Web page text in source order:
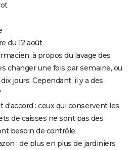
du 12 août
à propos du lavage des
changer une fois par semaine, ou
jours. Cependant, il y a des
d'accord : ceux qui conservent les
de caisses ne sont pas des
besoin de contrôle
: de plus en plus de jardiniers